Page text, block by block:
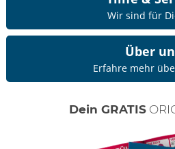
Wir sind für
Über
Erfahre mehr
Dein GRATIS